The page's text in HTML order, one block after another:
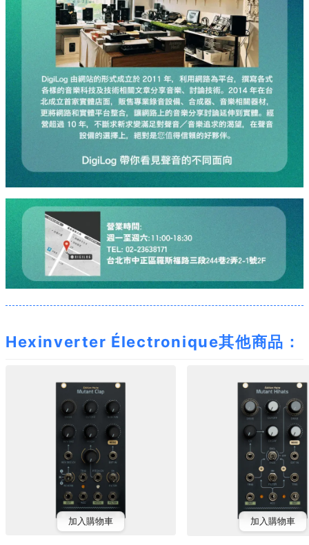
Hexinverter Électronique其他商品：
加入購物車 加入購物車